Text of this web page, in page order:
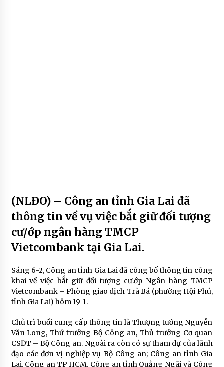
(NLĐO) – Công an tỉnh Gia Lai đã
thông tin về vụ việc bắt giữ đối tượng
cư/ớp ngân hàng TMCP
Vietcombank tại Gia Lai.
Sáng 6-2, Công an tỉnh Gia Lai đã công bố thông tin công
khai về việc bắt giữ đối tượng cư.ớp Ngân hàng TMCP
Vietcombank – Phòng giao dịch Trà Bá (phường Hội Phú,
tỉnh Gia Lai) hôm 19-1.
Chủ trì buổi cung cấp thông tin là Thượng tướng Nguyễn
Văn Long, Thứ trưởng Bộ Công an, Thủ trưởng Cơ quan
CSĐT – Bộ Công an. Ngoài ra còn có sự tham dự của lãnh
đạo các đơn vị nghiệp vụ Bộ Công an; Công an tỉnh Gia
Lai, Công an TP HCM, Công an tỉnh Quảng Ngãi và Công